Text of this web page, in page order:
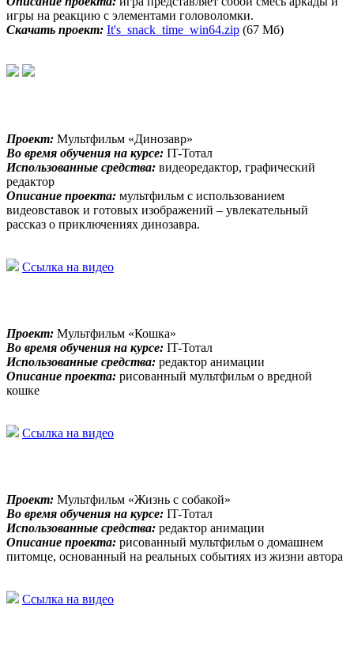
игры на реакцию с элементами головоломки.
Скачать проект: It's_snack_time_win64.zip (67 Мб)
Проект: Мультфильм «Динозавр»
Во время обучения на курсе: IT-Тотал
Использованные средства: видеоредактор, графический
редактор
Описание проекта: мультфильм с использованием
видеовставок и готовых изображений – увлекательный
рассказ о приключениях динозавра.
Ссылка на видео
Проект: Мультфильм «Кошка»
Во время обучения на курсе: IT-Тотал
Использованные средства: редактор анимации
Описание проекта: рисованный мультфильм о вредной
кошке
Ссылка на видео
Проект: Мультфильм «Жизнь с собакой»
Во время обучения на курсе: IT-Тотал
Использованные средства: редактор анимации
Описание проекта: рисованный мультфильм о домашнем
питомце, основанный на реальных событиях из жизни автора
Ссылка на видео